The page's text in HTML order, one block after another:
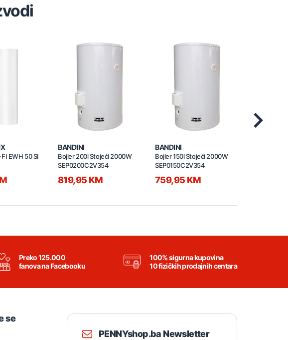
EWH 50 SI
BANDINI
Bojler 200l Stojeći 2000W
SEP0200C2V354
819,95 KM
BANDINI
Bojler 150l Stojeći 2000W
SEP0150C2V354
759,95 KM
Preko 125.000
fanova na Facebooku
100% sigurna kupovina
10 fizičkih prodajnih centara
PENNYshop.ba Newsletter
se